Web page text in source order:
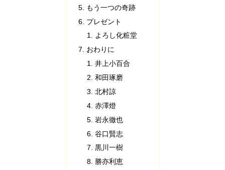
もう一つの奇跡
プレゼント
よろし化粧堂
おわりに
井上小百合
和田琢磨
北村諒
赤澤燈
岩永徹也
谷口賢志
黒川一樹
勝亦利恵